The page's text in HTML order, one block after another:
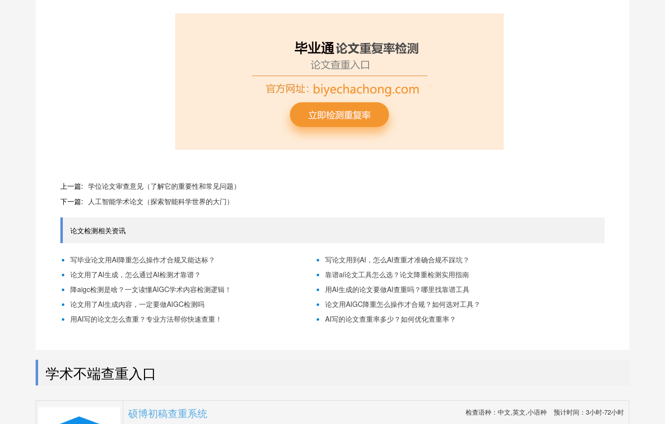
上一篇: 学位论文审查意见（了解它的重要性和常见问题）
下一篇:
人工智能学术论文（探索智能科学世界的大门）
论文检测相关资讯
写毕业论文用AI降重怎么操作才合规又能达标？
写论文用到AI，怎么AI查重才准确合规不踩坑？
论文用了AI生成，怎么通过AI检测才靠谱？
靠谱ai论文工具怎么选？论文降重检测实用指南
降aigc检测是啥？一文读懂AIGC学术内容检测逻辑！
用AI生成的论文要做AI查重吗？哪里找靠谱工具
论文用了AI生成内容，一定要做AIGC检测吗
论文用AIGC降重怎么操作才合规？如何选对工具？
用AI写的论文怎么查重？专业方法帮你快速查重！
AI写的论文查重率多少？如何优化查重率？
学术不端查重入口
硕博初稿查重系统 检查语种：中文,英文,小语种 预计时间：3小时-72小时